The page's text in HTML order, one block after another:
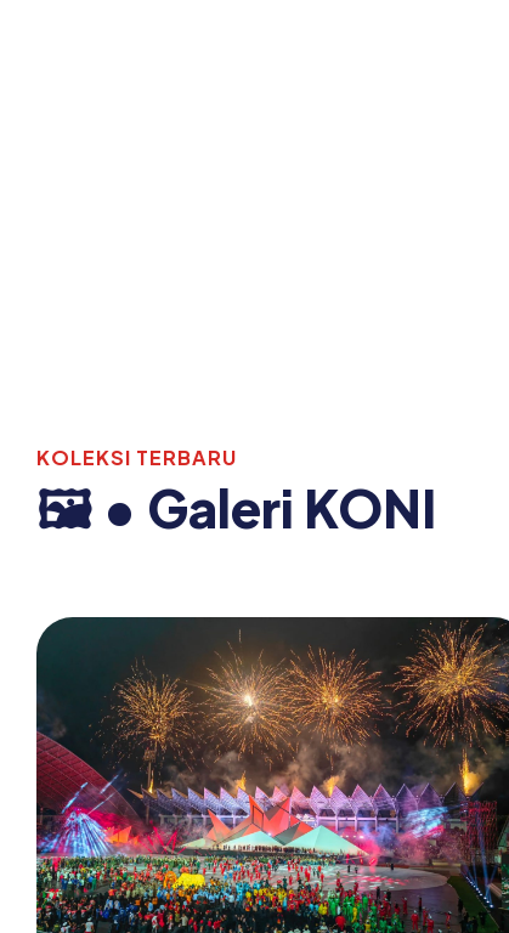
KOLEKSI TERBARU
🖼️ • Galeri KONI